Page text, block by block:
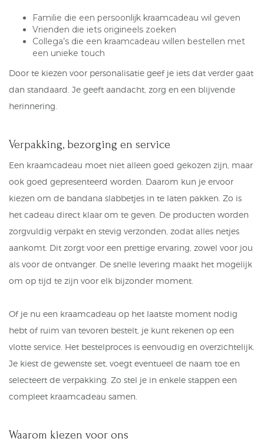
Familie die een persoonlijk kraamcadeau wil geven
Vrienden die iets origineels zoeken
Collega’s die een kraamcadeau willen bestellen met
een unieke touch
Door te kiezen voor personalisatie geef je iets dat verder gaat
dan standaard. Je geeft aandacht, zorg en een blijvende
herinnering.
Verpakking, bezorging en service
Een kraamcadeau moet niet alleen goed gekozen zijn, maar
ook goed gepresenteerd worden. Daarom kun je ervoor
kiezen om de bandana slabbetjes in te laten pakken. Zo is
het cadeau direct klaar om te geven. De producten worden
zorgvuldig verpakt en stevig verzonden, zodat alles netjes
aankomt. Dit zorgt voor een prettige ervaring, zowel voor jou
als voor de ontvanger. De snelle levering maakt het mogelijk
om op tijd te zijn voor elk bijzonder moment.
Of je nu een kraamcadeau op het laatste moment nodig
hebt of ruim van tevoren bestelt, je kunt rekenen op een
vlotte service. Het bestelproces is eenvoudig en overzichtelijk.
Je kiest de gewenste set, voegt eventueel de naam toe en
selecteert de verpakking. Zo stel je in enkele stappen een
compleet kraamcadeau samen.
Waarom kiezen voor ons